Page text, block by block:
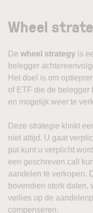
Wheel
De wheel strategy is
belegger
Het doel is om
of ETF die de belegger
en mogelijk weer te
Deze strategie klinkt
niet altijd. U gaat
put kunt u verplicht
een geschreven call
aandelen te verkopen.
bovendien sterk dalen,
verlies op de
compenseren.